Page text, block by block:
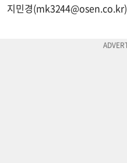
지민경(mk3244@osen.co.kr)